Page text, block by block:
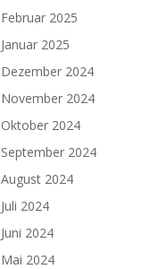
Februar 2025
Januar 2025
Dezember 2024
November 2024
Oktober 2024
September 2024
August 2024
Juli 2024
Juni 2024
Mai 2024